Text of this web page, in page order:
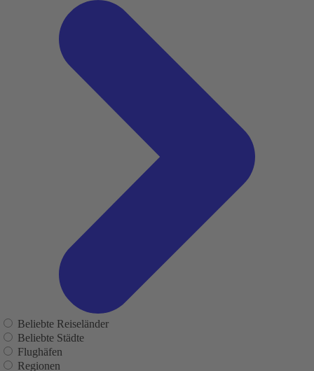
Beliebte Reiseländer
Beliebte Städte
Flughäfen
Regionen